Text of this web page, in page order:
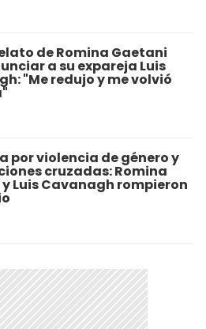
de Romina Gaetani
a su expareja Luis
"Me redujo y me volvió
por violencia de género y
cruzadas: Romina
Luis Cavanagh rompieron